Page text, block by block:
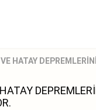
HATAY